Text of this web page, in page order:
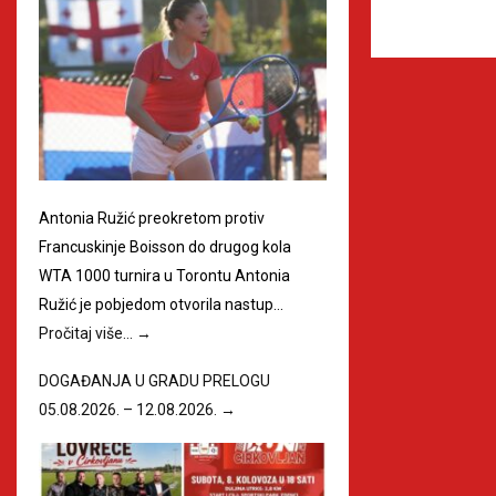
Antonia Ružić preokretom protiv
Francuskinje Boisson do drugog kola
WTA 1000 turnira u Torontu Antonia
Ružić je pobjedom otvorila nastup…
Pročitaj više…
→
DOGAĐANJA U GRADU PRELOGU
05.08.2026. – 12.08.2026. →